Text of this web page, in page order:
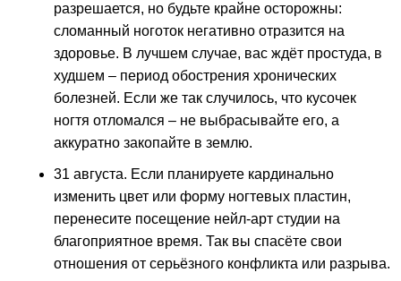
разрешается, но будьте крайне осторожны:
сломанный ноготок негативно отразится на
здоровье. В лучшем случае, вас ждёт простуда, в
худшем – период обострения хронических
болезней. Если же так случилось, что кусочек
ногтя отломался – не выбрасывайте его, а
аккуратно закопайте в землю.
31 августа. Если планируете кардинально
изменить цвет или форму ногтевых пластин,
перенесите посещение нейл-арт студии на
благоприятное время. Так вы спасёте свои
отношения от серьёзного конфликта или разрыва.